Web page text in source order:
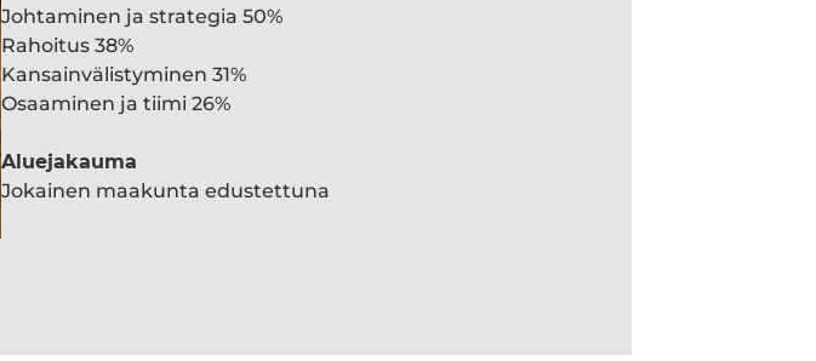
Johtaminen ja strategia 50%
Rahoitus 38%
Kansainvälistyminen 31%
Osaaminen ja tiimi 26%
Aluejakauma
Jokainen maakunta edustettuna